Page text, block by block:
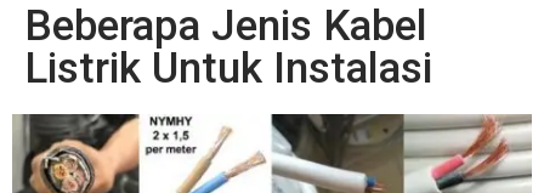
Beberapa Jenis Kabel
Listrik Untuk Instalasi